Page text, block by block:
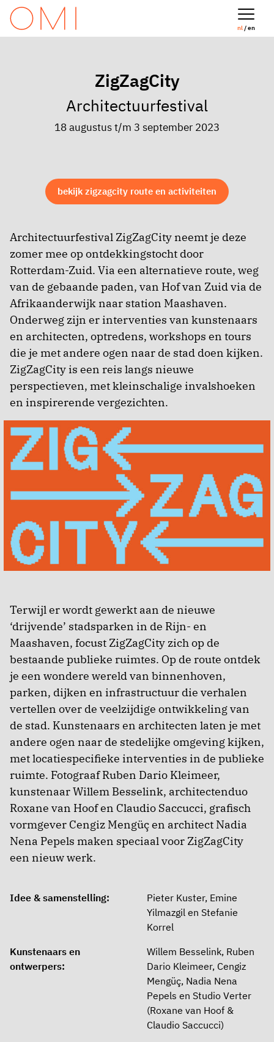
nl/ en
ZigZagCity
Architectuurfestival
18 augustus t/m 3 september 2023
bekijk zigzagcity route en activiteiten
Architectuurfestival ZigZagCity neemt je deze
zomer mee op ontdekkingstocht door
Rotterdam-Zuid. Via een alternatieve route, weg
van de gebaande paden, van Hof van Zuid via de
Afrikaanderwijk naar station Maashaven.
Onderweg zijn er interventies van kunstenaars
en architecten, optredens, workshops en tours
die je met andere ogen naar de stad doen kijken.
ZigZagCity is een reis langs nieuwe
perspectieven, met kleinschalige invalshoeken
en inspirerende vergezichten.
Terwijl er wordt gewerkt aan de nieuwe
‘drijvende’ stadsparken in de Rijn- en
Maashaven, focust ZigZagCity zich op de
bestaande publieke ruimtes. Op de route ontdek
je een wondere wereld van binnenhoven,
parken, dijken en infrastructuur die verhalen
vertellen over de veelzijdige ontwikkeling van
de stad. Kunstenaars en architecten laten je met
andere ogen naar de stedelijke omgeving kijken,
met locatiespecifieke interventies in de publieke
ruimte. Fotograaf Ruben Dario Kleimeer,
kunstenaar Willem Besselink, architectenduo
Roxane van Hoof en Claudio Saccucci, grafisch
vormgever Cengiz Mengüç en architect Nadia
Nena Pepels maken speciaal voor ZigZagCity
een nieuw werk.
Idee & samenstelling:
Pieter Kuster, Emine
Yilmazgil en Stefanie
Korrel
Kunstenaars en
ontwerpers:
Willem Besselink, Ruben
Dario Kleimeer, Cengiz
Mengüç, Nadia Nena
Pepels en Studio Verter
(Roxane van Hoof &
Claudio Saccucci)